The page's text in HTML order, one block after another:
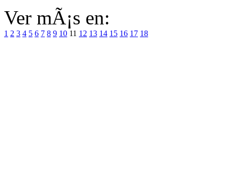
Ver mÃ¡s en:
1 2 3 4 5 6 7 8 9 10 11 12 13 14 15 16 17 18